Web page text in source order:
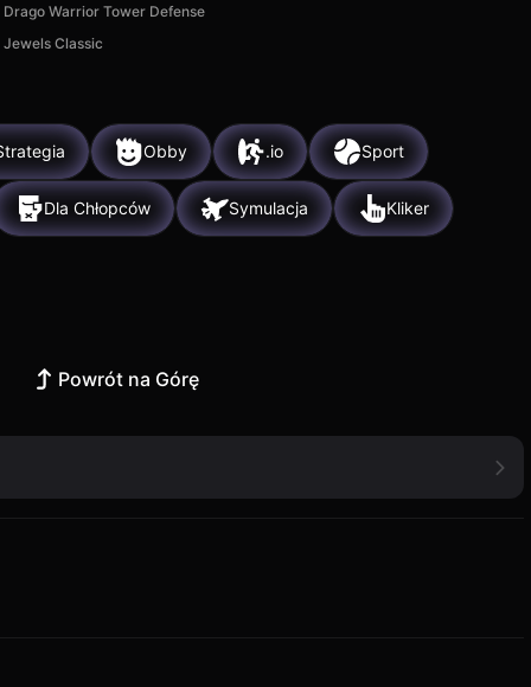
Drago Warrior Tower Defense
Jewels Classic
Obby .io Sport
Dla Chłopców Symulacja Kliker
Powrót na Górę